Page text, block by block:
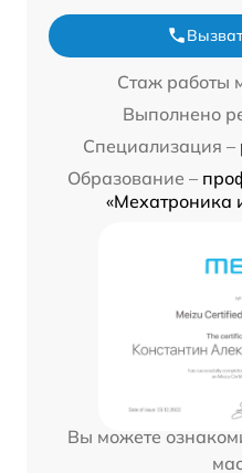
Стаж работы
Выполнено
Специализация –
Образование –
«Мехатроника
Вы можете